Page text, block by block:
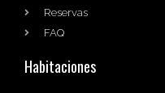
Reservas
FAQ
Habitaciones